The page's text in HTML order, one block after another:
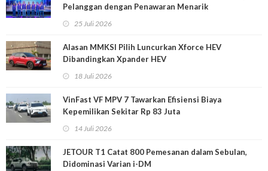
Pelanggan dengan Penawaran Menarik
25 Juli 2026
Alasan MMKSI Pilih Luncurkan Xforce HEV
Dibandingkan Xpander HEV
18 Juli 2026
VinFast VF MPV 7 Tawarkan Efisiensi Biaya
Kepemilikan Sekitar Rp 83 Juta
14 Juli 2026
JETOUR T1 Catat 800 Pemesanan dalam Sebulan,
Didominasi Varian i-DM